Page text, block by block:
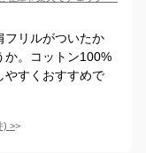
フリルがついたか
か。コットン100%
やすくおすすめで
) >